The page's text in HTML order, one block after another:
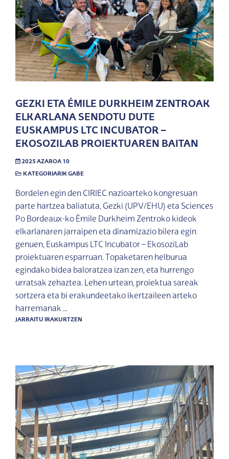
GEZKI ETA ÉMILE DURKHEIM ZENTROAK
ELKARLANA SENDOTU DUTE
EUSKAMPUS LTC INCUBATOR –
EKOSOZILAB PROIEKTUAREN BAITAN
2025 AZAROA 10
KATEGORIARIK GABE
Bordelen egin den CIRIEC nazioarteko kongresuan
parte hartzea baliatuta, Gezki (UPV/EHU) eta Sciences
Po Bordeaux-ko Émile Durkheim Zentroko kideok
elkarlanaren jarraipen eta dinamizazio bilera egin
genuen, Euskampus LTC Incubator – EkosoziLab
proiektuaren esparruan. Topaketaren helburua
egindako bidea baloratzea izan zen, eta hurrengo
urratsak zehaztea. Lehen urtean, proiektua sareak
sortzera eta bi erakundeetako ikertzaileen arteko
harremanak …
JARRAITU IRAKURTZEN